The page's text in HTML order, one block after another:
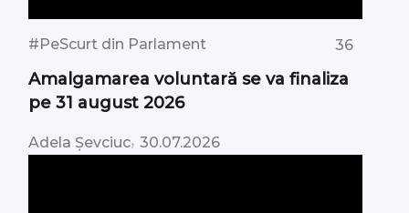
#PeScurt din Parlament 36
Amalgamarea voluntară se va finaliza
pe 31 august 2026
Adela Șevciuc, 30.07.2026